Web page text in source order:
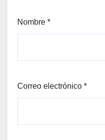
Nombre *
Correo electrónico *